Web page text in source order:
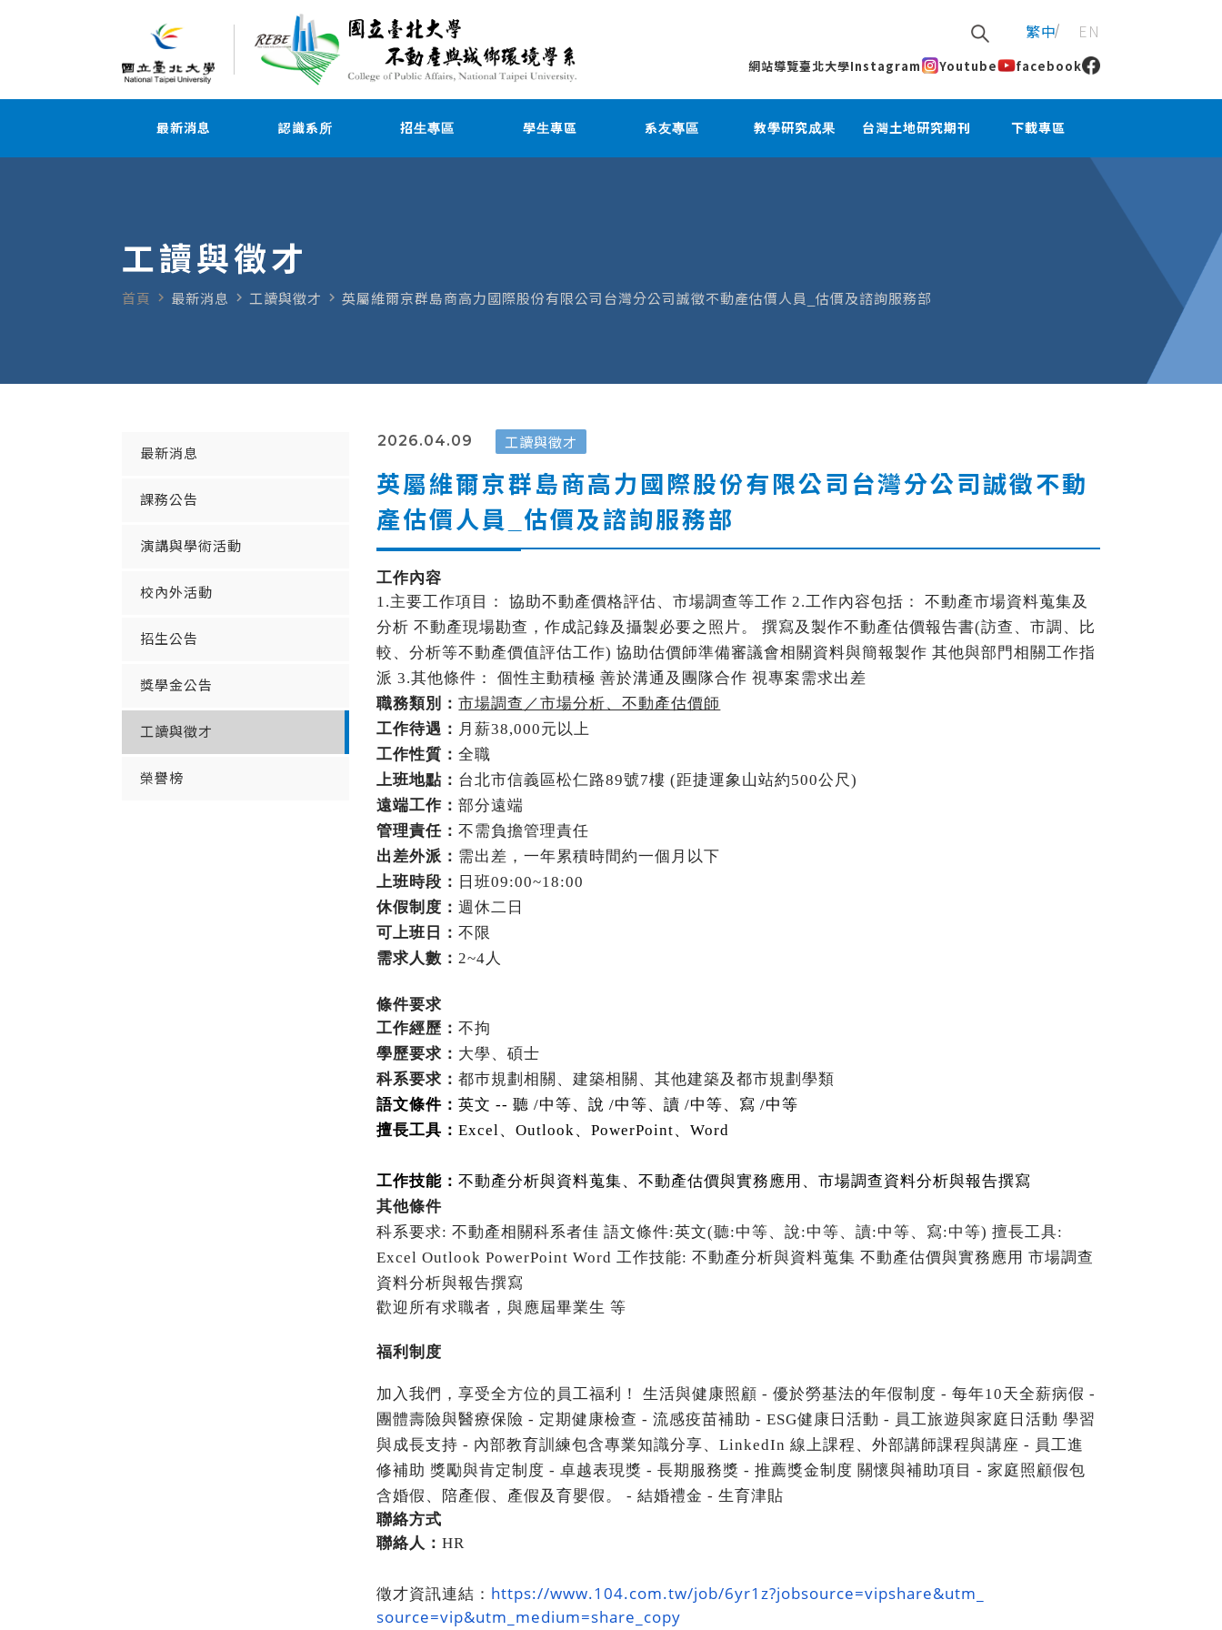
繁中 EN
網站導覽臺北大學Instagram Youtube facebook
最新消息 認識系所 招生專區 學生專區 系友專區 教學研究成果 台灣土地研究期刊 下載專區
工讀與徵才
首頁 navigate_next 最新消息 navigate_next 工讀與徵才 navigate_next 英屬維爾京群島商高力國際股份有限公司台灣分公司誠徵不動產估價人員_估價及諮詢服務部
最新消息
課務公告
演講與學術活動
校內外活動
招生公告
獎學金公告
工讀與徵才
榮譽榜
2026.04.09 工讀與徵才
英屬維爾京群島商高力國際股份有限公司台灣分公司誠徵不動
產估價人員_估價及諮詢服務部
工作內容
1.主要工作項目： 協助不動產價格評估、市場調查等工作 2.工作內容包括： 不動產市場資料蒐集及
分析 不動產現場勘查，作成記錄及攝製必要之照片。 撰寫及製作不動產估價報告書(訪查、市調、比
較、分析等不動產價值評估工作)協助估價師準備審議會相關資料與簡報製作 其他與部門相關工作指
派 3.其他條件： 個性主動積極 善於溝通及團隊合作 視專案需求出差
職務類別：市場調查／市場分析、不動產估價師
工作待遇： 月薪38,000元以上
工作性質：全職
上班地點： 台北市信義區松仁路89號7樓 (距捷運象山站約500公尺)
遠端工作：部分遠端
管理責任：不需負擔管理責任
出差外派： 需出差，一年累積時間約一個月以下
上班時段： 日班09:00~18:00
休假制度：週休二日
可上班日：不限
需求人數： 2~4 人
條件要求
工作經歷：不拘
學歷要求： 大學、碩士
科系要求：都巿規劃相關、建築相關、其他建築及都市規劃學類
語文條件：英文 --聽 /中等、說 /中等、讀 /中等、寫 /中等
擅長工具：Excel 、Outlook 、PowerPoint、Word
工作技能：不動產分析與資料蒐集、不動產估價與實務應用 、市場調查資料分析與報告撰寫
其他條件
科系要求:不動產相關科系者佳 語文條件:英文(聽:中等、說:中等、讀:中等、寫:中等)擅長工具:
Excel Outlook PowerPoint Word 工作技能:不動產分析與資料蒐集 不動產估價與實務應用 市場調查
資料分析與報告撰寫
歡迎所有求職者，與應屆畢業生 等
福利制度
加入我們，享受全方位的員工福利！ 生活與健康照顧-優於勞基法的年假制度 -每年10天全薪病假 -
團體壽險與醫療保險 - 定期健康檢查 -流感疫苗補助 - ESG健康日活動 - 員工旅遊與家庭日活動 學習
與成長支持 - 內部教育訓練包含專業知識分享、LinkedIn線上課程、外部講師課程與講座 - 員工進
修補助 獎勵與肯定制度 -卓越表現獎 -長期服務獎 -推薦獎金制度 關懷與補助項目 - 家庭照顧假包
含婚假、陪產假、產假及育嬰假。
-結婚禮金 -生育津貼
聯絡方式
聯絡人：HR
徵才資訊連結： https://www.104.com.tw/job/6yr1z?jobsource=vipshare&utm_
source=vip&utm_medium=share_ copy